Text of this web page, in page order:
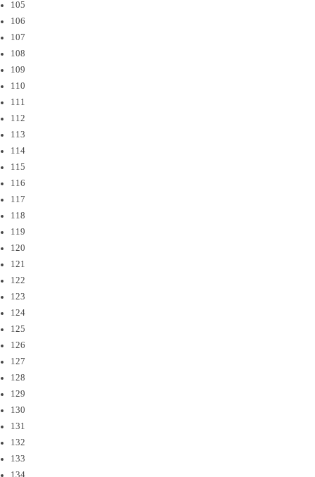
105
106
107
108
109
110
111
112
113
114
115
116
117
118
119
120
121
122
123
124
125
126
127
128
129
130
131
132
133